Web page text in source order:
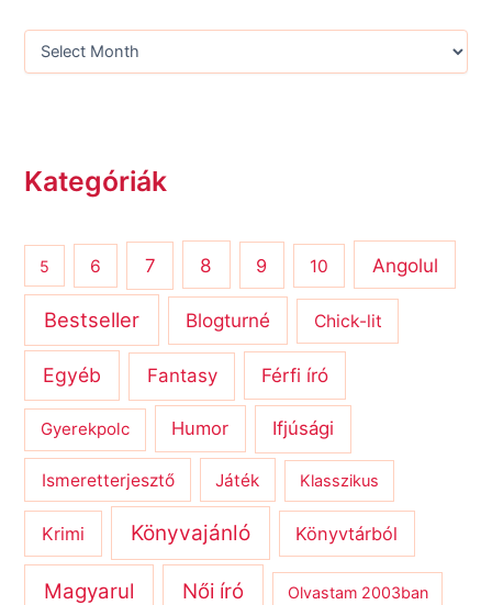
Kategóriák
5 6 7 8 9 10 Angolul
Bestseller Blogturné Chick-lit
Egyéb Fantasy Férfi író
Gyerekpolc Humor Ifjúsági
Ismeretterjesztő Játék Klasszikus
Krimi Könyvajánló Könyvtárból
Magyarul Női író Olvastam 2003ban